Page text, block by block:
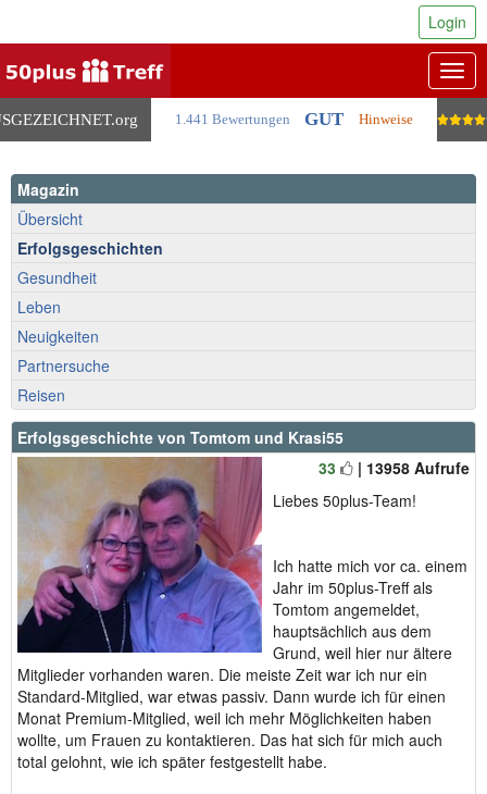
.org 1.441 Bewertungen GUT Hinweise
Login
Magazin
Übersicht
Erfolgsgeschichten
Gesundheit
Leben
Neuigkeiten
Partnersuche
Reisen
Erfolgsgeschichte von Tomtom und Krasi55
33
| 13958 Aufrufe
Liebes 50plus-Team!
Ich hatte mich vor ca. einem
Jahr im 50plus-Treff als
Tomtom angemeldet,
hauptsächlich aus dem
Grund, weil hier nur ältere
Mitglieder vorhanden waren. Die meiste Zeit war ich nur ein
Standard-Mitglied, war etwas passiv. Dann wurde ich für einen
Monat Premium-Mitglied, weil ich mehr Möglichkeiten haben
wollte, um Frauen zu kontaktieren. Das hat sich für mich auch
total gelohnt, wie ich später festgestellt habe.